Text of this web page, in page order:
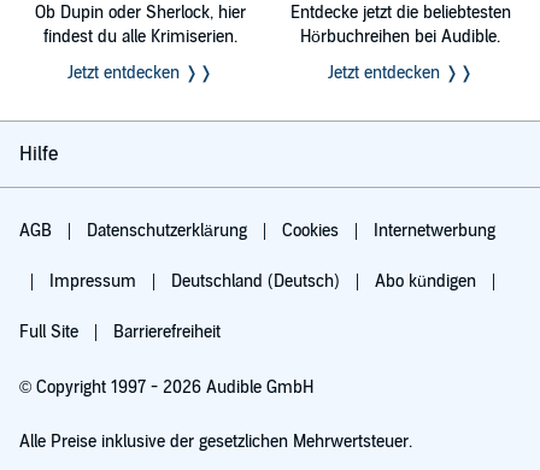
Ob Dupin oder Sherlock, hier
findest du alle Krimiserien.
Jetzt entdecken ❭❭
Entdecke jetzt die beliebtesten
Hörbuchreihen bei Audible.
Jetzt entdecken ❭❭
Hilfe
AGB Datenschutzerklärung Cookies Internetwerbung
Impressum Deutschland (Deutsch) Abo kündigen
Full Site Barrierefreiheit
© Copyright 1997 - 2026 Audible GmbH
Alle Preise inklusive der gesetzlichen Mehrwertsteuer.